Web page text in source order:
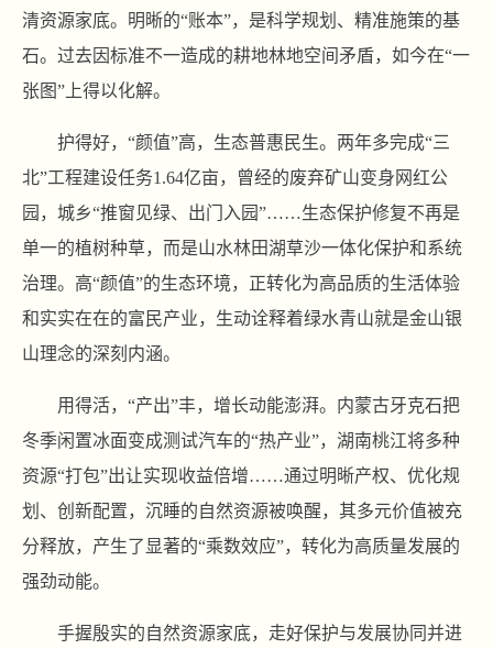
清资源家底。明晰的“账本”，是科学规划、精准施策的基
石。过去因标准不一造成的耕地林地空间矛盾，如今在“一
张图”上得以化解。
护得好，“颜值”高，生态普惠民生。两年多完成“三
北”工程建设任务1.64亿亩，曾经的废弃矿山变身网红公
园，城乡“推窗见绿、出门入园”……生态保护修复不再是
单一的植树种草，而是山水林田湖草沙一体化保护和系统
治理。高“颜值”的生态环境，正转化为高品质的生活体验
和实实在在的富民产业，生动诠释着绿水青山就是金山银
山理念的深刻内涵。
用得活，“产出”丰，增长动能澎湃。内蒙古牙克石把
冬季闲置冰面变成测试汽车的“热产业”，湖南桃江将多种
资源“打包”出让实现收益倍增……通过明晰产权、优化规
划、创新配置，沉睡的自然资源被唤醒，其多元价值被充
分释放，产生了显著的“乘数效应”，转化为高质量发展的
强劲动能。
手握殷实的自然资源家底，走好保护与发展协同并进